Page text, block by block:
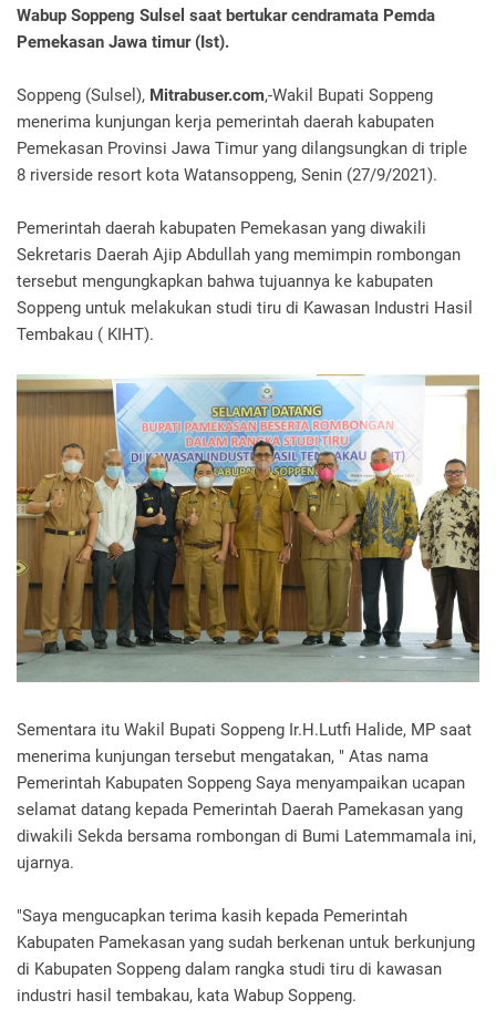
Wabup Soppeng Sulsel saat bertukar cendramata Pemda
Pemekasan Jawa timur (Ist).
Soppeng (Sulsel), Mitrabuser.com,-Wakil Bupati Soppeng
menerima kunjungan kerja pemerintah daerah kabupaten
Pemekasan Provinsi Jawa Timur yang dilangsungkan di triple
8 riverside resort kota Watansoppeng, Senin (27/9/2021).
Pemerintah daerah kabupaten Pemekasan yang diwakili
Sekretaris Daerah Ajip Abdullah yang memimpin rombongan
tersebut mengungkapkan bahwa tujuannya ke kabupaten
Soppeng untuk melakukan studi tiru di Kawasan Industri Hasil
Tembakau ( KIHT).
Sementara itu Wakil Bupati Soppeng Ir.H.Lutfi Halide, MP saat
menerima kunjungan tersebut mengatakan, " Atas nama
Pemerintah Kabupaten Soppeng Saya menyampaikan ucapan
selamat datang kepada Pemerintah Daerah Pamekasan yang
diwakili Sekda bersama rombongan di Bumi Latemmamala ini,
ujarnya.
"Saya mengucapkan terima kasih kepada Pemerintah
Kabupaten Pamekasan yang sudah berkenan untuk berkunjung
di Kabupaten Soppeng dalam rangka studi tiru di kawasan
industri hasil tembakau, kata Wabup Soppeng.